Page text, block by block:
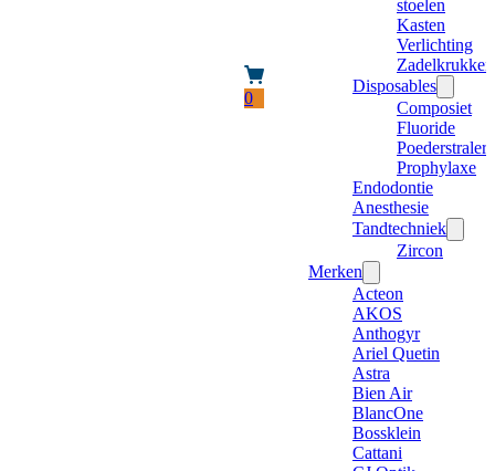
0
stoelen
Kasten
Verlichting
Zadelkrukken
Disposables
Composiet
Fluoride
Poederstraler
Prophylaxe
Endodontie
Anesthesie
Tandtechniek
Zircon
Merken
Acteon
AKOS
Anthogyr
Ariel Quetin
Astra
Bien Air
BlancOne
Bossklein
Cattani